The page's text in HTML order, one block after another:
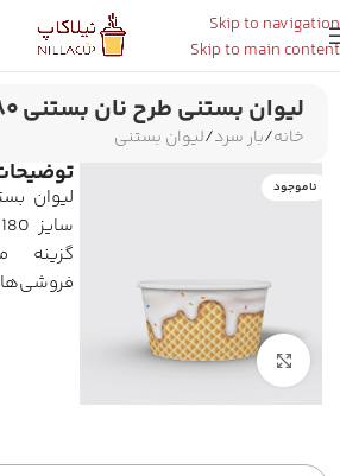
Skip to navigation
Skip to main content
لیوان بستنی طرح نان بستنی ۱۸۰ سی سی
خانه/بار سرد/لیوان بستنی
ناموجود
اطلاع
از
اخبار
مهم
برای بزرگنمایی کلیک کنید
لیوان
گزینه